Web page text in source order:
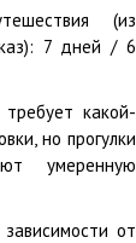
(из
7 дней / 6
какой-
но прогулки
умеренную
от